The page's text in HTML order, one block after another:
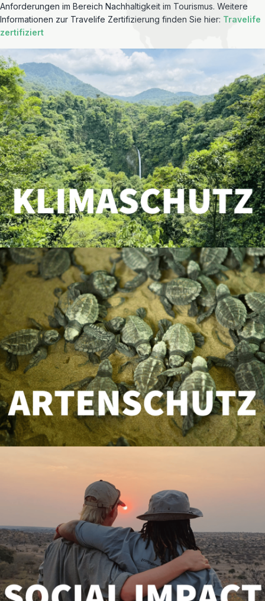
Anforderungen im Bereich Nachhaltigkeit im Tourismus. Weitere
Informationen zur Travelife Zertifizierung finden Sie hier: Travelife
zertifiziert